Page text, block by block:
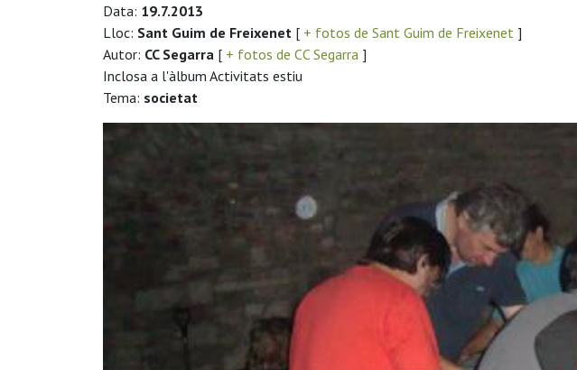
Data: 19.7.2013
Lloc: Sant Guim de Freixenet [ + fotos de Sant Guim de Freixenet ]
Autor: CC Segarra [ + fotos de CC Segarra ]
Inclosa a l'àlbum Activitats estiu
Tema: societat